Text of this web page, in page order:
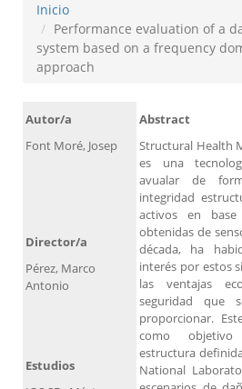
Inicio
Performance evaluation of a
system based on a frequency
approach
Autor/a
Font Moré, Josep
Abstract
Structural Health
es una
avualar de
integridad
activos en
obtenidas de
década, ha
interés por estos
las ventajas
seguridad que
proporcionar.
como
estructura
National
Director/a
Pérez, Marco
Antonio
Estudios